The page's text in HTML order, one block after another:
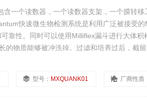
含一个读数器，一个读数器支架，一个膜转
快速微生物检测系统是利用广泛被接受
靠性。同时可以使用Milliflex漏斗进行大体积
的物质能够被冲洗掉。过滤和培养过后，截
型号： MXQUANK01 厂商性质